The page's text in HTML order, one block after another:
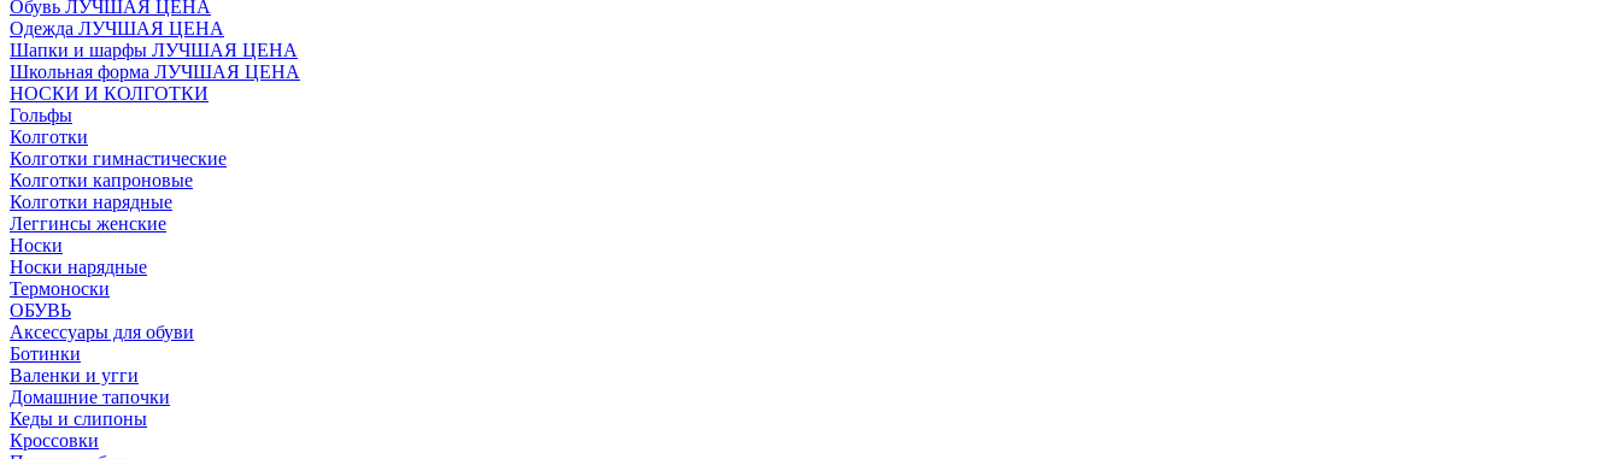
Обувь ЛУЧШАЯ ЦЕНА
Одежда ЛУЧШАЯ ЦЕНА
Шапки и шарфы ЛУЧШАЯ ЦЕНА
Школьная форма ЛУЧШАЯ ЦЕНА
НОСКИ И КОЛГОТКИ
Гольфы
Колготки
Колготки гимнастические
Колготки капроновые
Колготки нарядные
Леггинсы женские
Носки
Носки нарядные
Термоноски
ОБУВЬ
Аксессуары для обуви
Ботинки
Валенки и угги
Домашние тапочки
Кеды и слипоны
Кроссовки